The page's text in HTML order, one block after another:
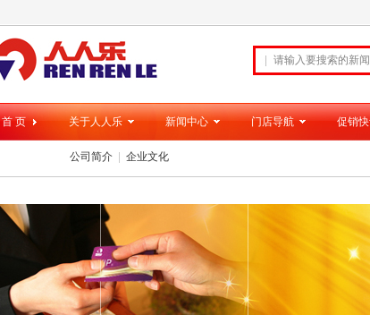
首 页 关于人人乐 新闻中心 门店导航 促销
公司简介 企业文化